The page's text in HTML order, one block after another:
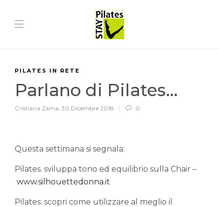
PILATES IN RETE
Parlano di Pilates…
Cristiana Zama, 30 Dicembre 2018 0
Questa settimana si segnala:
Pilates. sviluppa tono ed equilibrio sulla Chair –
www.silhouettedonna.it
Pilates: scopri come utilizzare al meglio il